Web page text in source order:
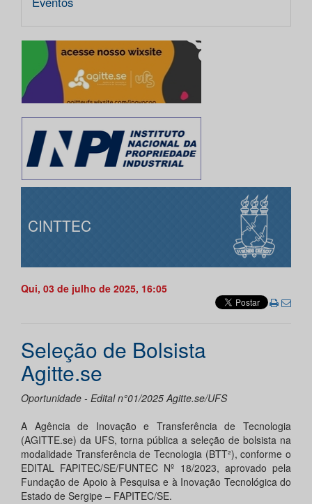
CINTTEC
Qui, 03 de julho de 2025, 16:05
Seleção de Bolsista
Agitte.se
Oportunidade - Edital n°01/2025 Agitte.se/UFS
A Agência de Inovação e Transferência de Tecnologia
(AGITTE.se) da UFS, torna pública a seleção de bolsista na
modalidade Transferência de Tecnologia (BTT²), conforme o
EDITAL FAPITEC/SE/FUNTEC Nº 18/2023, aprovado pela
Fundação de Apoio à Pesquisa e à Inovação Tecnológica do
Estado de Sergipe – FAPITEC/SE.